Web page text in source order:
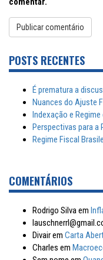
POSTS RECENTES
É prematura a
Nuances do Ajuste
Indexação e
Perspectivas para
Regime Fiscal
COMENTÁRIOS
Rodrigo Silvaem
Divairem Carta
Charles em